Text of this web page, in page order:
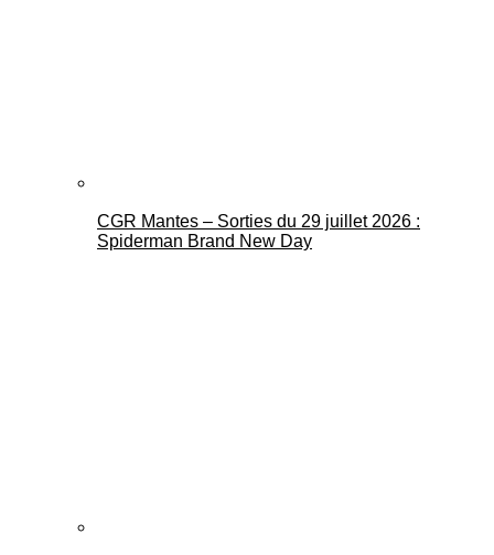
CGR Mantes – Sorties du 29 juillet 2026 :
Spiderman Brand New Day